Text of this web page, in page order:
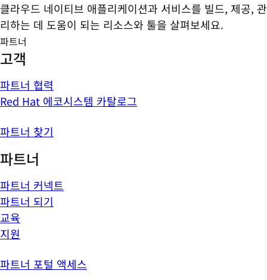
클라우드 네이티브 애플리케이션과 서비스를 빌드, 제공, 관
리하는 데 도움이 되는 리소스와 툴을 살펴보세요.
파트너
고객
파트너 협력
Red Hat 에코시스템 카탈로그
파트너 찾기
파트너
파트너 커넥트
파트너 되기
교육
지원
파트너 포털 액세스